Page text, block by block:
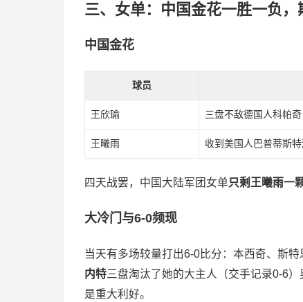
三、女单：中国金花一胜一负
中国金花
球员
王欣瑜 三盘不敌德国人科帕奇
王曦雨 收到美国人巴普蒂斯特
四天战罢，中国大陆军团女单只剩王曦雨一
大冷门与6-0频现
当天有多场较量打出6-0比分：本西奇、斯
内特三盘淘汰了她的大主人（交手记录0-6
是重大利好。